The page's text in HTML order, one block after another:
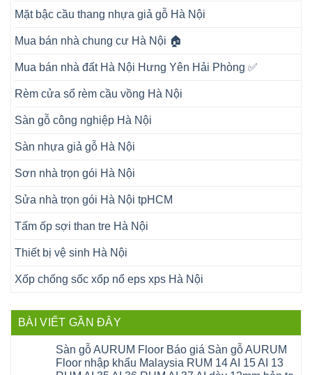
Mặt bậc cầu thang nhựa giả gỗ Hà Nội
Mua bán nhà chung cư Hà Nội 🏠
Mua bán nhà đất Hà Nội Hưng Yên Hải Phòng ✅
Rèm cửa sổ rèm cầu vồng Hà Nội
Sàn gỗ công nghiệp Hà Nội
Sàn nhựa giả gỗ Hà Nội
Sơn nhà trọn gói Hà Nội
Sửa nhà trọn gói Hà Nội tpHCM
Tấm ốp sợi than tre Hà Nội
Thiết bị vệ sinh Hà Nội
Xốp chống sốc xốp nổ eps xps Hà Nội
BÀI VIẾT GẦN ĐÂY
Sàn gỗ AURUM Floor Báo giá Sàn gỗ AURUM
Floor nhập khẩu Malaysia RUM 14 AI 15 AI 13